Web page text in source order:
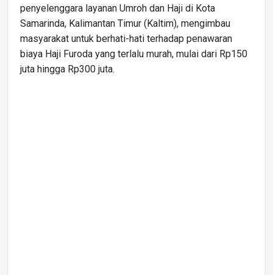
penyelenggara layanan Umroh dan Haji di Kota
Samarinda, Kalimantan Timur (Kaltim), mengimbau
masyarakat untuk berhati-hati terhadap penawaran
biaya Haji Furoda yang terlalu murah, mulai dari Rp150
juta hingga Rp300 juta.